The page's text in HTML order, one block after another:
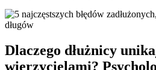
Dlaczego dłużnicy
wierzycielami?